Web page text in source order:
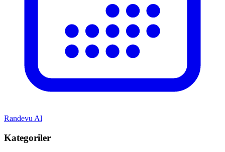
Randevu Al
Kategoriler